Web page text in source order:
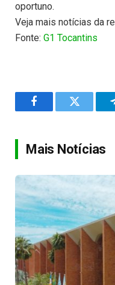
oportuno.
Veja mais notícias da
Fonte: G1 Tocantins
FacebookTwitter
Mais Notícias